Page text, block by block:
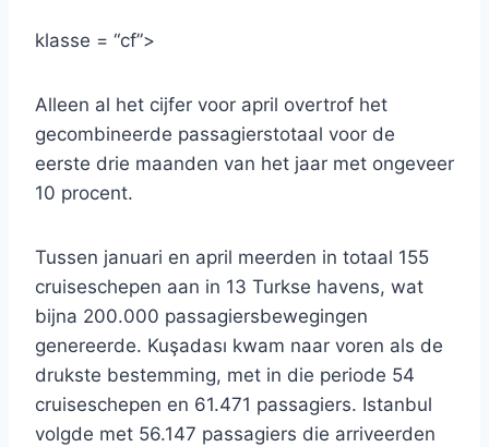
klasse = “cf”>
Alleen al het cijfer voor april overtrof het
gecombineerde passagierstotaal voor de
eerste drie maanden van het jaar met ongeveer
10 procent.
Tussen januari en april meerden in totaal 155
cruiseschepen aan in 13 Turkse havens, wat
bijna 200.000 passagiersbewegingen
genereerde. Kuşadası kwam naar voren als de
drukste bestemming, met in die periode 54
cruiseschepen en 61.471 passagiers. Istanbul
volgde met 56.147 passagiers die arriveerden